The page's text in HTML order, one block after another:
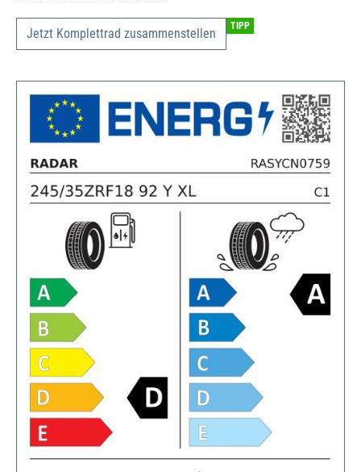
Jetzt Komplettrad zusammenstellen TIPP